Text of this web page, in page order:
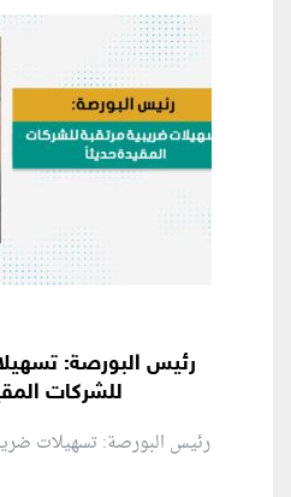
رئيس البورصة:
للشركات
رئيس البورصة: تسهيلات